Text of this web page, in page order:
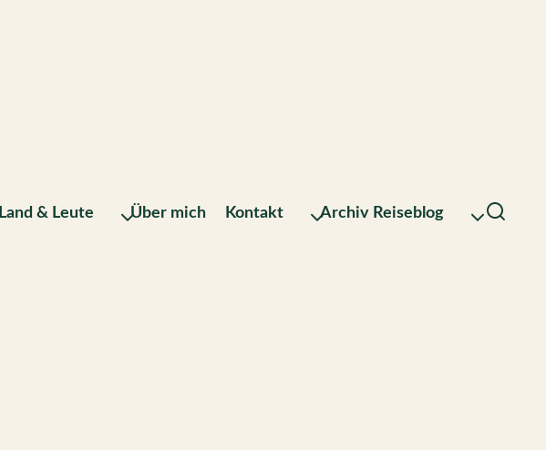
Land & Leute Über mich Kontakt Archiv Reiseblog